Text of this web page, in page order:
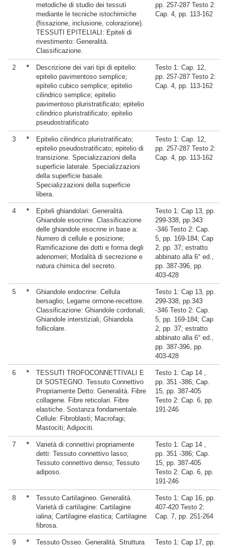
metodiche di studio dei tessuti
mediante le tecniche istochimiche
(fissazione, inclusione, colorazione).
TESSUTI EPITELIALI: Epiteli di
rivestimento: Generalità.
Classificazione.
pp. 257-287 Testo 2:
Cap. 4, pp. 113-162
2 *
Descrizione dei vari tipi di epitelio:
epitelio pavimentoso semplice;
epitelio cubico semplice; epitelio
cilindrico semplice; epitelio
pavimentoso pluristratificato; epitelio
cilindrico pluristratificato; epitelio
pseudostratificato
Testo 1: Cap. 12,
pp. 257-287 Testo 2:
Cap. 4, pp. 113-162
3 *
Epitelio cilindrico pluristratificato;
epitelio pseudostratificato; epitelio di
transizione. Specializzazioni della
superficie laterale. Specializzazioni
della superficie basale.
Specializzazioni della superficie
libera.
Testo 1: Cap. 12,
pp. 257-287 Testo 2:
Cap. 4, pp. 113-162
4 *
Epiteli ghiandolari: Generalità.
Ghiandole esocrine. Classificazione
delle ghiandole esocrine in base a:
Numero di cellule e posizione;
Ramificazione dei dotti e forma degli
adenomeri; Modalità di secrezione e
natura chimica del secreto.
Testo 1: Cap 13, pp.
299-338, pp.343
-346 Testo 2: Cap.
5, pp. 169-184; Cap
2, pp. 37; estratto
abbinato alla 6° ed.,
pp. 387-396, pp.
403-428
5 *
Ghiandole endocrine: Cellula
bersaglio; Legame ormone-recettore.
Classificazione: Ghiandole cordonali;
Ghiandole interstiziali; Ghiandola
follicolare.
Testo 1: Cap 13, pp.
299-338, pp.343
-346 Testo 2: Cap.
5, pp. 169-184; Cap
2, pp. 37; estratto
abbinato alla 6° ed.,
pp. 387-396, pp.
403-428
6 *
TESSUTI TROFOCONNETTIVALI E
DI SOSTEGNO. Tessuto Connettivo
Propriamente Detto: Generalità. Fibre
collagene. Fibre reticolari. Fibre
elastiche. Sostanza fondamentale.
Cellule: Fibroblasti; Macrofagi;
Mastociti; Adipociti.
Testo 1: Cap 14 ,
pp. 351 -386; Cap.
15, pp. 387-405
Testo 2: Cap. 6, pp.
191-246
7 *
Varietà di connettivi propriamente
detti: Tessuto connettivo lasso;
Tessuto connettivo denso; Tessuto
adiposo.
Testo 1: Cap 14 ,
pp. 351 -386; Cap.
15, pp. 387-405
Testo 2: Cap. 6, pp.
191-246
8 *
Tessuto Cartilagineo. Generalità.
Varietà di cartilagine: Cartilagine
ialina; Cartilagine elastica; Cartilagine
fibrosa.
Testo 1: Cap 16, pp.
407-420 Testo 2:
Cap. 7, pp. 251-264
9 *
Tessuto Osseo. Generalità. Struttura
Testo 1: Cap 17, pp.